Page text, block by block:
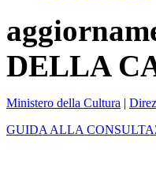
DELLA
Ministero della Cultura |
GUIDA ALLA